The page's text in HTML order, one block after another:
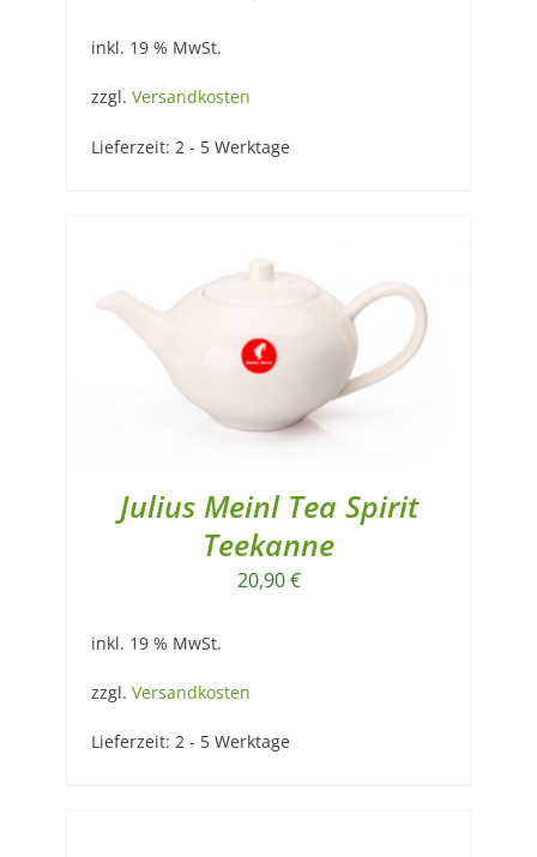
inkl. 19 % MwSt.
zzgl. Versandkosten
Lieferzeit: 2 - 5 Werktage
Julius Meinl Tea Spirit
Teekanne
20,90€
inkl. 19 % MwSt.
zzgl. Versandkosten
Lieferzeit: 2 - 5 Werktage